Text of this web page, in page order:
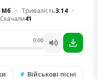
Мб Тривалість3:14
Скачали41
0:00
Військові пісні